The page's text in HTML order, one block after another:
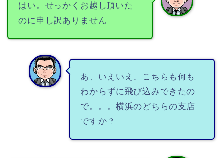
はい。せっかくお越し頂いた
のに申し訳ありません
あ、いえいえ。こちらも何も
わからずに飛び込みできたの
で。。。横浜のどちらの支店
ですか？